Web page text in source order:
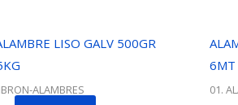
LISO GALV 500GR
ALAMBRES
6MT
01.